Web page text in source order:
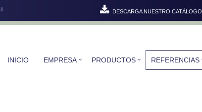
DESCARGA NUESTRO CATÁLOGO
INICIO EMPRESA PRODUCTOS REFERENCIAS